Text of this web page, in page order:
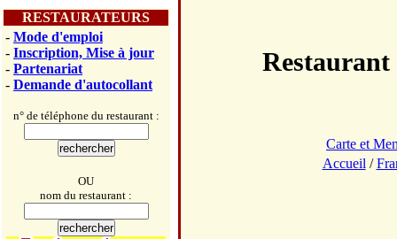
RESTAURATEURS
- Mode d'emploi
- Inscription, Mise à jour
- Partenariat
- Demande d'autocollant
n° de téléphone du restaurant :
OU
nom du restaurant :
Carte et
Accueil /